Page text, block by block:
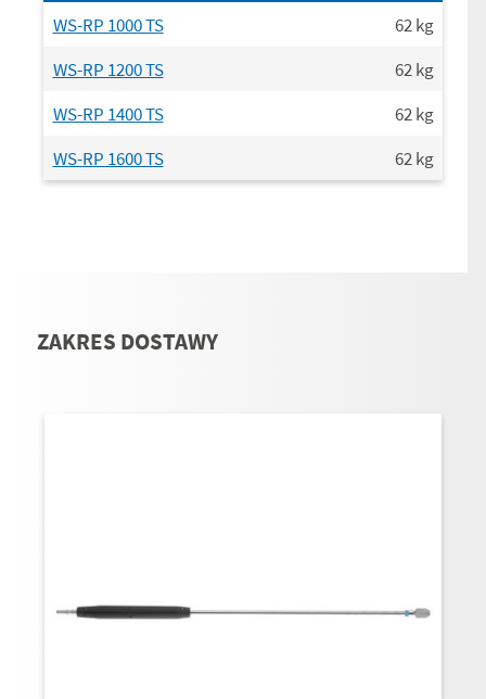
WS-RP 1000 TS
62kg
WS-RP 1200 TS
62kg
WS-RP 1400 TS
62kg
WS-RP 1600 TS
62kg
ZAKRES DOSTAWY